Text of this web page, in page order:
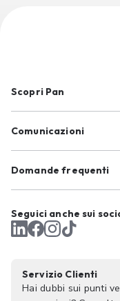
Scopri Pan
Comunicazioni
Domande frequenti
Seguici anche sui
Servizio Clienti
Hai dubbi sui punti